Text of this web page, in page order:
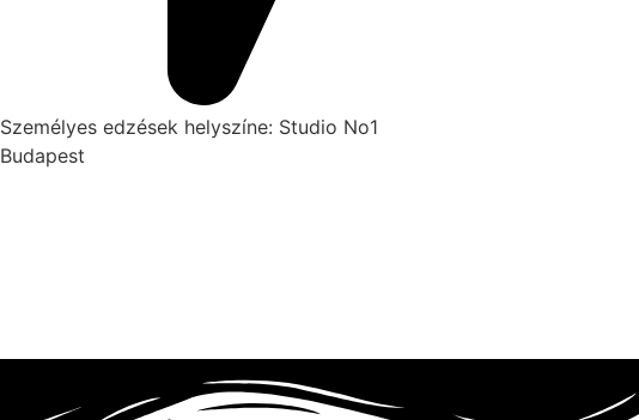
Személyes edzések helyszíne: Studio No1
Budapest